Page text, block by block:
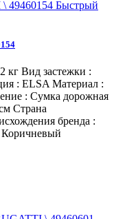
Быстрый
кг Вид застежки :
: ELSA Материал :
: Сумка дорожная
Страна
бренда :
Коричневый